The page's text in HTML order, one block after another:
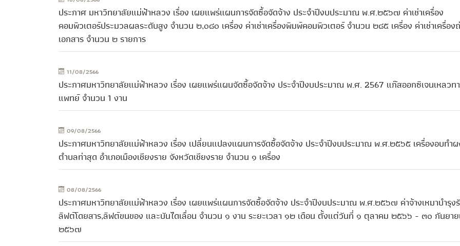
ประกาศ มหาวิทยาลัยแม่ฟ้าหลวง เรื่อง เผยแพร่แผนการจัดซื้อจัดจ้าง ประจำปีงบประมาณ พ.ศ.๒๕๖๗ ค่าเช่าเครื่อง
คอมพิวเตอร์ประมวลผลระดับสูง จำนวน ๒,๐๘๐ เครื่อง ค่าเช่าเครื่องพิมพ์คอมพิวเตอร์ จำนวน ๒๘๕ เครื่อง ค่าเช่าเครื่อง
เอกสาร จำนวน ๒ รายการ
11/08/2566
ประกาศมหาวิทยาลัยแม่ฟ้าหลวง เรื่อง เผยแพร่แผนจัดซื้อจัดจ้าง ประจำปีงบประมาณ พ.ศ. 2567 แก๊สออกซิเจนเหลวท
แพทย์ จำนวน 1 งาน
09/08/2566
ประกาศมหาวิทยาลัยแม่ฟ้าหลวง เรื่อง เปลี่ยนแปลงแผนการจัดซื้อจัดจ้าง ประจำปีงบประมาณ พ.ศ.๒๕๖๕ เครื่องอบทำ
ตำบลท่าสุด อำเภอเมืองเชียงราย จังหวัดเชียงราย จำนวน ๑ เครื่อง
08/08/2566
ประกาศมหาวิทยาลัยแม่ฟ้าหลวง เรื่อง เผยแพร่แผนการจัดซื้อจัดจ้าง ประจำปีงบประมาณ พ.ศ.๒๕๖๗ ค่าจ้างเหมาบำรุง
ลิฟต์โดยสาร,ลิฟต์ขนของ และบันไดเลื่อน จำนวน ๑ งาน ระยะเวลา ๑๒ เดือน ตั้งแต่วันที่ ๑ ตุลาคม ๒๕๖๖ - ๓๐ กันยา
๒๕๖๗